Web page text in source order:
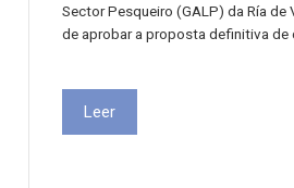
Sector Pesqueiro (GALP) da Ría de
de aprobar a proposta definitiva de
Leer